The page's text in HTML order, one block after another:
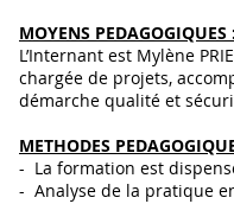
MOYENS PEDAGOGIQUES :
L’Internant est Mylène
chargée de projets,
démarche qualité et
METHODES
- La formation est
- Analyse de la pratique